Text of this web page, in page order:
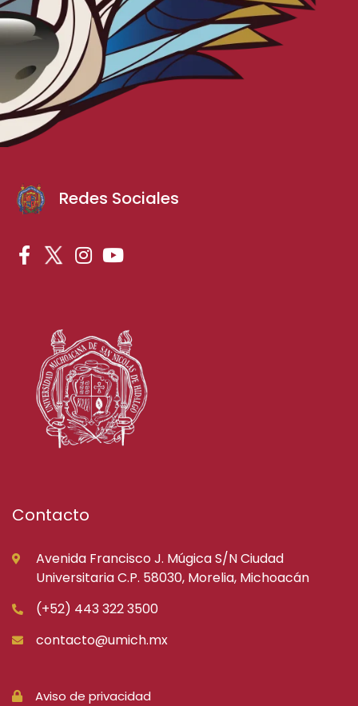
Redes Sociales
Contacto
Avenida Francisco J. Múgica S/N Ciudad
Universitaria C.P. 58030, Morelia, Michoacán
(+52) 443 322 3500
contacto@umich.mx
Aviso de privacidad